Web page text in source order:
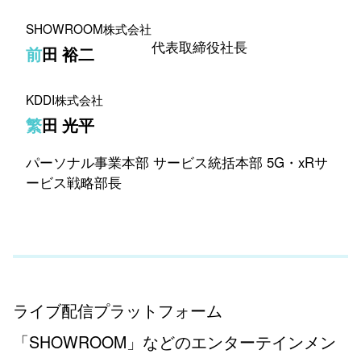
SHOWROOM株式会社
前田 裕二 代表取締役社長
KDDI株式会社
繁田 光平
パーソナル事業本部 サービス統括本部 5G・xRサ
ービス戦略部長
ライブ配信プラットフォーム
「SHOWROOM」などのエンターテインメン